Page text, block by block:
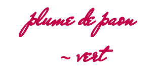
plume de paon
- vert